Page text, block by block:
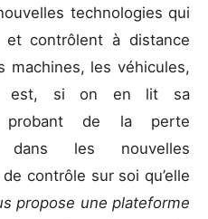
technologies qui
contrôlent à distance
machines, les véhicules,
est, si on en lit sa
probant de la perte
dans les nouvelles
contrôle sur soi qu’elle
propose une plateforme